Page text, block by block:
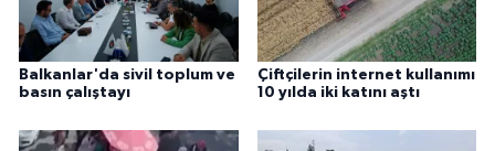
Balkanlar'da sivil toplum ve
basın çalıştayı
Çiftçilerin internet kullanımı
10 yılda iki katını aştı